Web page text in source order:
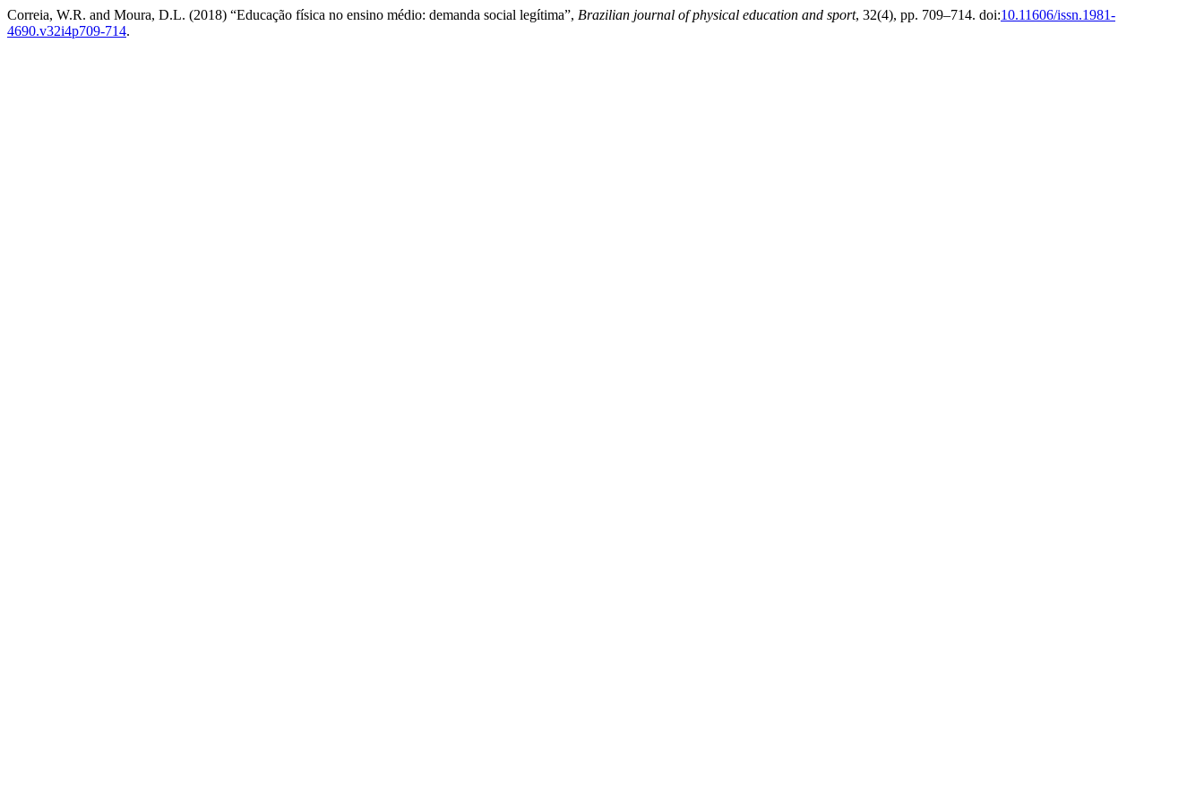
Correia, W.R. and Moura, D.L. (2018) “Educação física no ensino médio: demanda social legítima”, Brazilian journal of physical education and sport, 32(4), pp. 709–714. doi:10.11606/issn.1981-
4690.v32i4p709-714.